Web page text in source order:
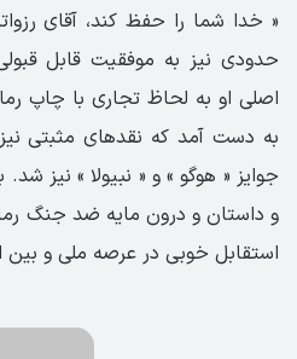
حدودی نیز به موفقیت قابل
اصلی او به لحاظ تجاری با چاپ
به دست آمد که نقدهای مثبتی
جوایز « هوگو » و « نبیولا » نیز
و داستان و درون مایه ضد جنگ
استقابل خوبی در عرصه ملی و بین